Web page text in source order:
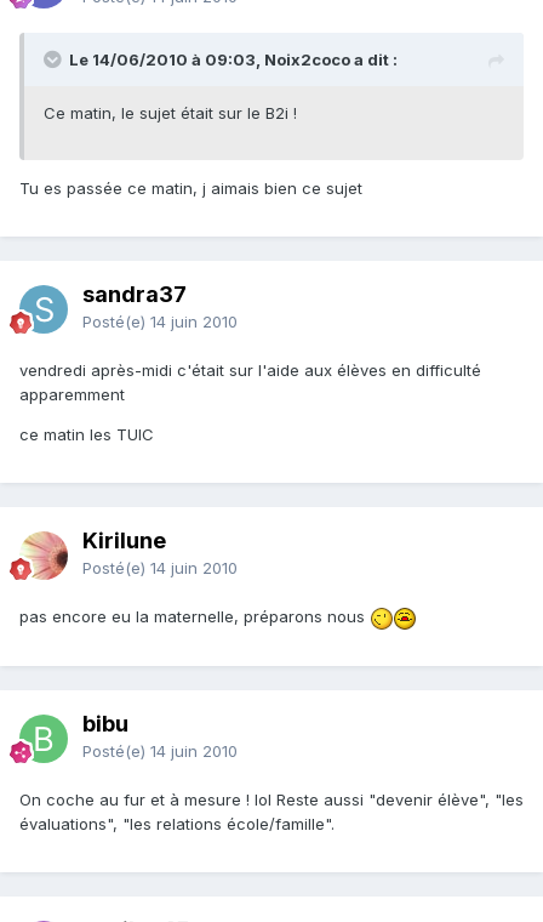
Le 14/06/2010 à 09:03, Noix2coco a dit :
Ce matin, le sujet était sur le B2i !
Tu es passée ce matin, j aimais bien ce sujet
sandra37
Posté(e) 14 juin 2010
vendredi après-midi c'était sur l'aide aux élèves en difficulté
apparemment
ce matin les TUIC
Kirilune
Posté(e) 14 juin 2010
pas encore eu la maternelle, préparons nous
bibu
Posté(e) 14 juin 2010
On coche au fur et à mesure ! lol Reste aussi "devenir élève", "les
évaluations", "les relations école/famille".